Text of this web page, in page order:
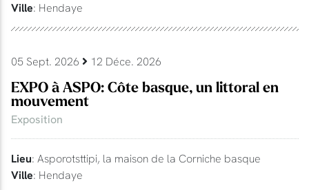
Ville: Hendaye
05 Sept. 2026 12 Déce. 2026
EXPO à ASPO: Côte basque, un littoral en
mouvement
Exposition
Lieu: Asporotsttipi, la maison de la Corniche basque
Ville: Hendaye